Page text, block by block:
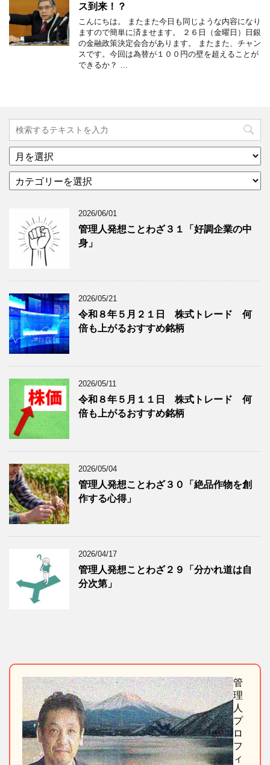
ス到来！？
こんにちは。 またまた今日も同じような内容になり
ますので簡単に済ませます。 ２６日（金曜日）日銀
の金融政策決定会合があります。 またまた、チャン
スです。今回は為替が１００円の壁を超えることが
できるか？ …
ア
ー
イ
グ
記
事
を
表
示
テ
ー
グ
記
事
を
表
示
2026/06/01
管理人発想ことわざ３１「好調企業の中
身」
2026/05/21
令和８年５月２１日 株式トレード 何
倍も上がるおすすめ銘柄
2026/05/11
令和８年５月１１日 株式トレード 何
倍も上がるおすすめ銘柄
2026/05/04
管理人発想ことわざ３０「絶品作物を創
作する心得」
2026/04/17
管理人発想ことわざ２９「分かれ道は自
分次第」
管
理
人
プ
ロ
フ
ィ